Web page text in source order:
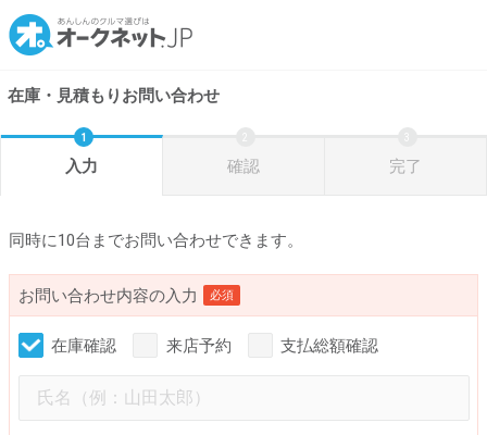
在庫・見積もりお問い合わせ
入力 確認 完了
同時に10台までお問い合わせできます。
お問い合わせ内容の入力 必須
在庫確認 来店予約 支払総額確認